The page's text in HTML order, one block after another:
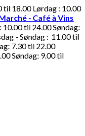
til 18.00 Lørdag : 10.00
- Café à Vins
til 24.00 Søndag:
- Søndag : 11.00 til
7.30 til 22.00
Søndag: 9.00 til